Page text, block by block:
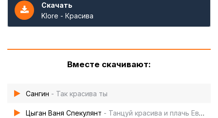
Скачать
Klore - Красива
Вместе скачивают:
Сангин - Так красива ты
Цыган Ваня Спекулянт - Танцуй красива и плачь Европа